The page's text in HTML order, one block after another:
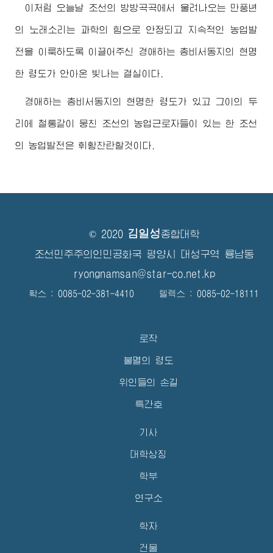
이처럼 오늘날 조선의 방방곡곡에서 울려나오는 만풍년
의 노래소리는 과학의 힘으로 안정되고 지속적인 농업발
전을 이룩하도록 이끌어주신 경애하는 총비서동지의 현명
한 령도가 안아온 빛나는 결실이다.
경애하는 총비서동지 의 현명한 령도가 있고 그이의 두
리에 철통같이 뭉친 조선의 농업근로자들이 있는 한 조선
의 농업발전은 휘황찬란할것이다.
© 2020 김일성종합대학
조선민주주의인민공화국 평양시 대성구역 룡남동
ryongnamsan@star-co.net.kp
확스 : 0085-02-381-4410 텔렉스 : 0085-02-18111
로작
불멸의 령도
위인들의 손길
특간호
기사
대학상징
학부
연구소
학자
건물